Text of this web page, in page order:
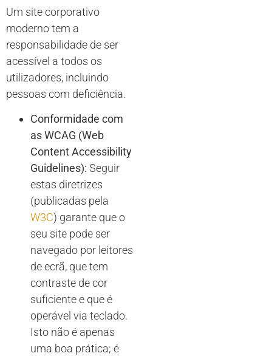
Um site corporativo
moderno tem a
responsabilidade de ser
acessível a todos os
utilizadores, incluindo
pessoas com deficiência.
Conformidade com
as WCAG (Web
Content Accessibility
Guidelines): Seguir
estas diretrizes
(publicadas pela
W3C) garante que o
seu site pode ser
navegado por leitores
de ecrã, que tem
contraste de cor
suficiente e que é
operável via teclado.
Isto não é apenas
uma boa prática; é